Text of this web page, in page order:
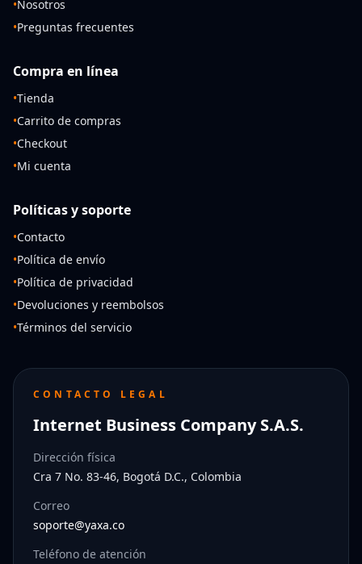
•Nosotros
•Preguntas frecuentes
Compra en línea
•Tienda
•Carrito de compras
•Checkout
•Mi cuenta
Políticas y soporte
•Contacto
•Política de envío
•Política de privacidad
•Devoluciones y reembolsos
•Términos del servicio
CONTACTO LEGAL
Internet Business Company S.A.S.
Dirección física
Cra 7 No. 83-46, Bogotá D.C., Colombia
Correo
soporte@yaxa.co
Teléfono de atención